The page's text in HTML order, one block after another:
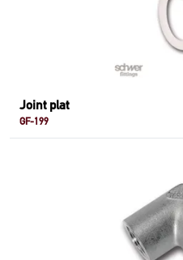
Joint plat
GF-199